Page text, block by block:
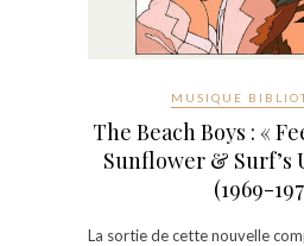
MUSIQUE
The Beach Boys : «
Sunflower & Surf’s
(1969-
La sortie de cette nouvelle